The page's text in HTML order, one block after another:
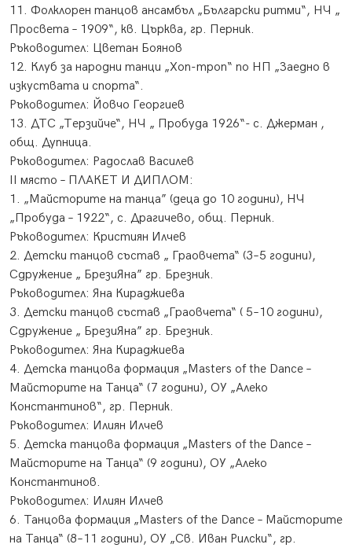
11. Фолклорен танцов ансамбъл „Български ритми“, НЧ „
Просвета – 1909“, кв. Църква, гр. Перник.
Ръководител: Цветан Боянов
12. Клуб за народни танци „Хоп-троп“ по НП „Заедно в
изкуствата и спорта“.
Ръководител: Йовчо Георгиев
13. ДТС „Терзийче“, НЧ „ Пробуда 1926“- с. Джерман ,
общ. Дупница.
Ръководител: Радослав Василев
ІІ място – ПЛАКЕТ И ДИПЛОМ:
1. „Майсторите на танца” (деца до 10 години), НЧ
„Пробуда – 1922“, с. Драгичево, общ. Перник.
Ръководител: Кристиян Илчев
2. Детски танцов състав „ Граовчета“ (3–5 години),
Сдружение „ БрезиЯна” гр. Брезник.
Ръководител: Яна Кираджиева
3. Детски танцов състав „Граовчета“ ( 5–10 години),
Сдружение „ БрезиЯна” гр. Брезник.
Ръководител: Яна Кираджиева
4. Детска танцова формация „Masters of the Dance –
Майсторите на Танца“ (7 години), ОУ „Алеко
Константинов“, гр. Перник.
Ръководител: Илиян Илчев
5. Детска танцова формация „Masters of the Dance –
Майсторите на Танца“ (9 години), ОУ „Алеко
Константинов.
Ръководител: Илиян Илчев
6. Танцова формация „Masters of the Dance – Майсторите
на Танца“ (8–11 години), ОУ „Св. Иван Рилски“, гр.